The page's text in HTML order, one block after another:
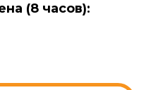
(8 часов):